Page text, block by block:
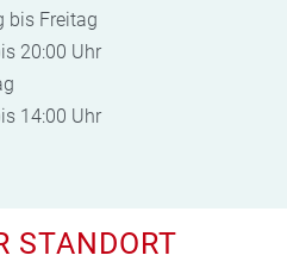
bis Freitag
20:00 Uhr
14:00 Uhr
STANDORT